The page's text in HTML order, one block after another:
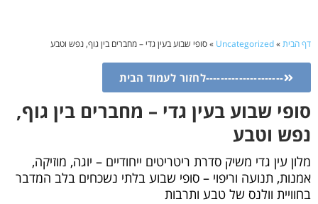
דף הבית»
Uncategorized
»סופי שבוע בעין גדי – מחברים בין גוף, נפש וטבע
---------------------לחזור לעמוד הבית
סופי שבוע בעין גדי – מחברים בין גוף,
נפש וטבע
מלון עין גדי משיק סדרת ריטריטים ייחודיים – יוגה, מוזיקה,
אמנות, תנועה וריפוי – סופי שבוע בלתי נשכחים בלב המדבר
בחוויית וולנס של טבע ותרבות